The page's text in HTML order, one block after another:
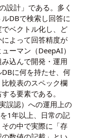
設計」である。多く
DBで検索し回答に
ベクトル化し、ど
よって回答精度が
ーマン（DeepAI）
込んで開発・運用
に何を持たせ、何
較表のスペック欄
る要素である。
誤認）への運用上の
1年以上、日常の記
の中で実際に「存